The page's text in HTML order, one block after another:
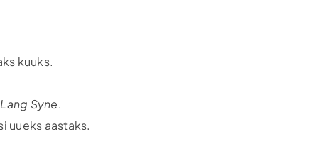
kuuks.
Syne.
uueks aastaks.